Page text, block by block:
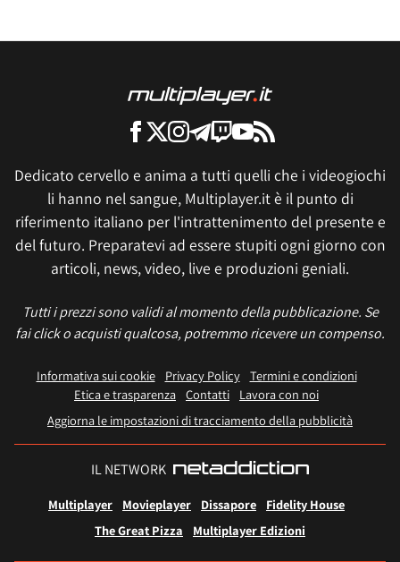
Dedicato cervello e anima a tutti quelli che i videogiochi
li hanno nel sangue, Multiplayer.it è il punto di
riferimento italiano per l'intrattenimento del presente e
del futuro. Preparatevi ad essere stupiti ogni giorno con
articoli, news, video, live e produzioni geniali.
Tutti i prezzi sono validi al momento della pubblicazione. Se
fai click o acquisti qualcosa, potremmo ricevere un compenso.
Informativa sui cookie Privacy Policy
Termini e condizioni
Etica e trasparenza Contatti
Lavora con noi
Aggiorna le impostazioni di tracciamento della pubblicità
IL NETWORK
Multiplayer Movieplayer Dissapore
Fidelity House
The Great Pizza
Multiplayer Edizioni